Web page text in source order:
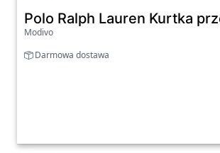
Polo Ralph Lauren Kurtka
Modivo
Darmowa dostawa